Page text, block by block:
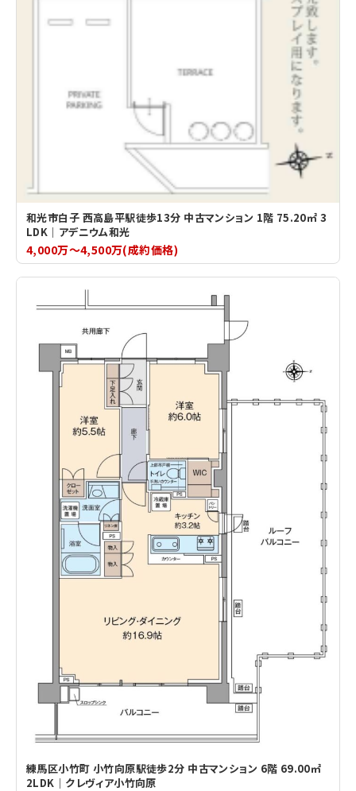
和光市白子 西高島平駅徒歩13分 中古マンション 1階 75.20㎡ 3
LDK｜アデニウム和光
4,000万～4,500万(成約価格)
練馬区小竹町 小竹向原駅徒歩2分 中古マンション 6階 69.00㎡
2LDK｜クレヴィア小竹向原